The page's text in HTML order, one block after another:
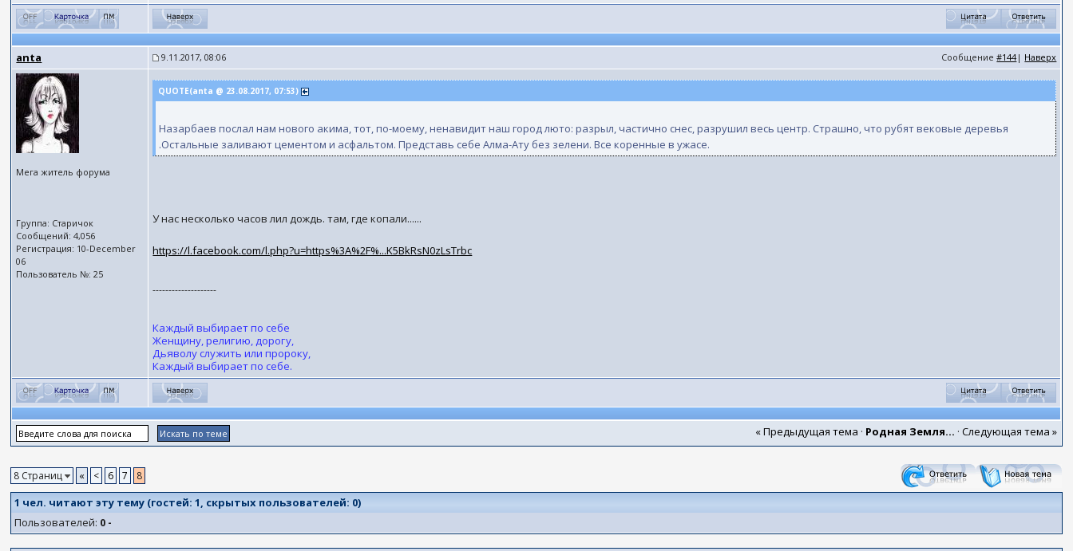
anta 9.11.2017, 08:06 Сообщение#144| Наверх
Мега житель форума
Группа: Старичок
Сообщений: 4,056
Регистрация: 10-December
06
Пользователь №: 25
QUOTE(anta @ 23.08.2017, 07:53)
Назарбаев послал нам нового акима, тот, по-моему, ненавидит наш город люто: разрыл, частично снес, разрушил весь центр. Страшно, что рубят вековые деревья
.Остальные заливают цементом и асфальтом. Представь себе Алма-Ату без зелени. Все коренные в ужасе.
У нас несколько часов лил дождь. там, где копали......
https://l.facebook.com/l.php?u=https%3A%2F%...K5BkRsN0zLsTrbc
--------------------
Каждый выбирает по себе
Женщину, религию, дорогу,
Дьяволу служить или пророку,
Каждый выбирает по себе.
« Предыдущая тема · Родная Земля... · Следующая тема »
8 Страниц « < 6 7 8
1 чел. читают эту тему (гостей:1, скрытых пользователей: 0)
Пользователей: 0 -